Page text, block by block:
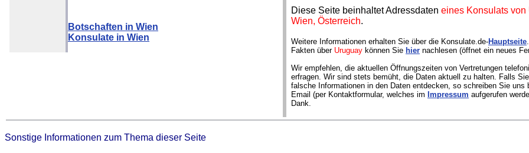
Botschaften in Wien
Konsulate in Wien
Diese Seite beinhaltet Adressdaten eines Konsulats von
Wien, Österreich.
Weitere Informationen erhalten Sie über die Konsulate.de-Hauptseite
Fakten über Uruguay können Sie hier nachlesen (öffnet ein neues
Wir empfehlen, die aktuellen Öffnungszeiten von Vertretungen
erfragen. Wir sind stets bemüht, die Daten aktuell zu halten. Falls
falsche Informationen in den Daten entdecken, so schreiben Sie uns
Email (per Kontaktformular, welches im Impressum aufgerufen
Dank.
Sonstige Informationen zum Thema dieser Seite